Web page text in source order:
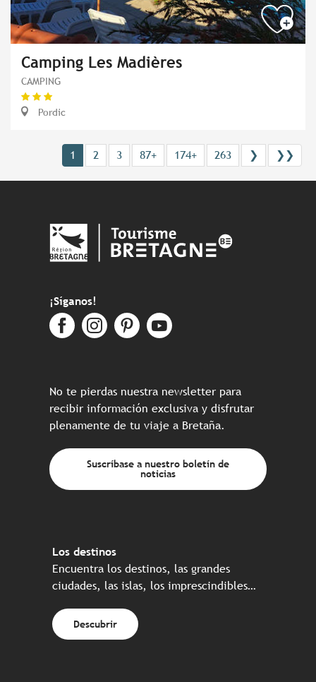
Camping Les Madières
CAMPING
Pordic
1 2 3 87+ 174+ 263 ❯ ❯❯
¡Síganos!
No te pierdas nuestra newsletter para
recibir información exclusiva y disfrutar
plenamente de tu viaje a Bretaña.
Suscríbase a nuestro boletín de
noticias
Los destinos
Encuentra los destinos, las grandes
ciudades, las islas, los imprescindibles…
Descubrir